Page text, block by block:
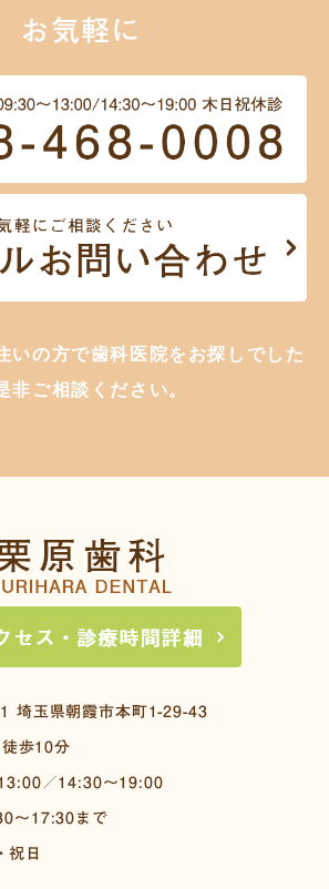
お気軽に
いの方で歯科医院をお探しでした
非ご相談ください。
埼玉県朝霞市本町1-29-43
歩10分
／14:30～19:00
～17:30まで
祝日